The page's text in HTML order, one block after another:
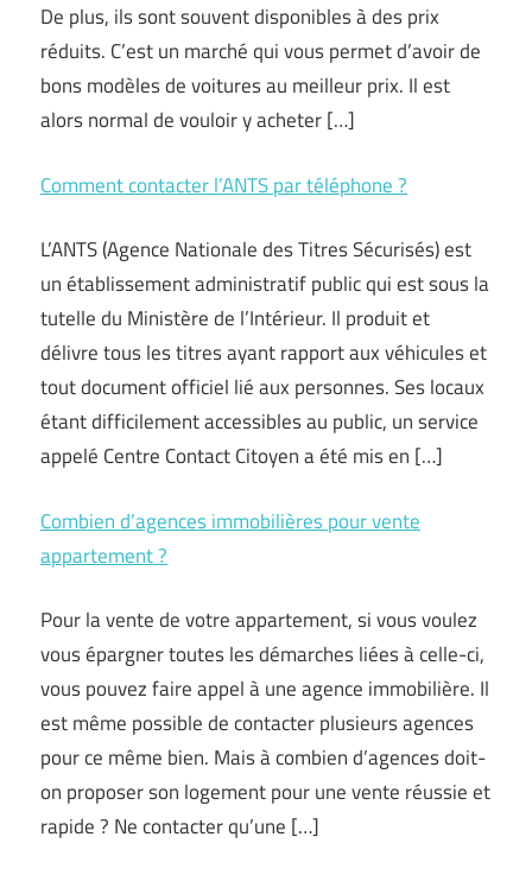
De plus, ils sont souvent disponibles à des prix
réduits. C’est un marché qui vous permet d’avoir de
bons modèles de voitures au meilleur prix. Il est
alors normal de vouloir y acheter […]
Comment contacter l’ANTS par téléphone ?
L’ANTS (Agence Nationale des Titres Sécurisés) est
un établissement administratif public qui est sous la
tutelle du Ministère de l’Intérieur. Il produit et
délivre tous les titres ayant rapport aux véhicules et
tout document officiel lié aux personnes. Ses locaux
étant difficilement accessibles au public, un service
appelé Centre Contact Citoyen a été mis en […]
Combien d’agences immobilières pour vente
appartement ?
Pour la vente de votre appartement, si vous voulez
vous épargner toutes les démarches liées à celle-ci,
vous pouvez faire appel à une agence immobilière. Il
est même possible de contacter plusieurs agences
pour ce même bien. Mais à combien d’agences doit-
on proposer son logement pour une vente réussie et
rapide ? Ne contacter qu’une […]